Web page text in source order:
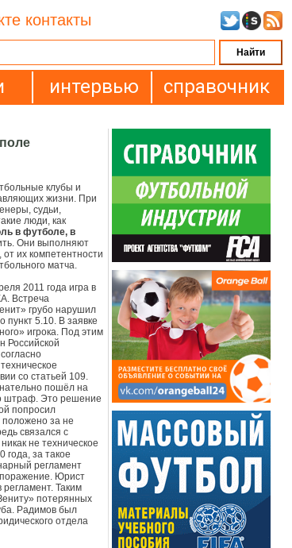
контакты
интервью справочник
клубы и
жизни. При
судьи,
люди, как
в футболе, в
Они выполняют
их компетентности
матча.
2011 года игра в
Встреча
грубо нарушил
5.10. В заявке
игрока. Под этим
Российской
со статьей 109.
пошёл на
штраф. Это решение
попросил
положено за не
связался с
не техническое
года, за такое
регламент
поражение. Юрист
Таким
потерянных
Радимов был
отдела